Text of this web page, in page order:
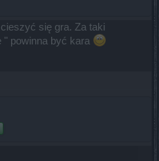
się gra. Za taki
" powinna być kara